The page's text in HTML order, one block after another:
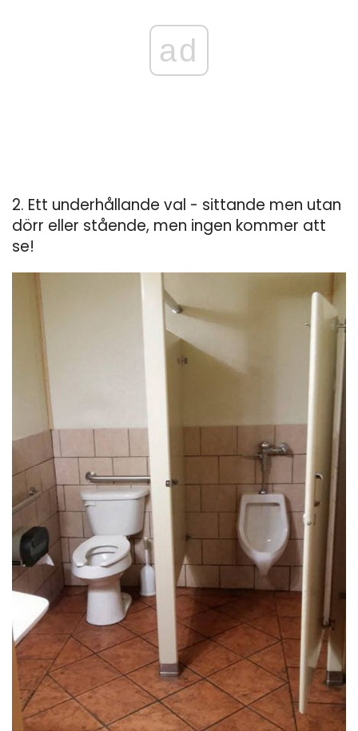
ad
2. Ett underhållande val - sittande men utan
dörr eller stående, men ingen kommer att
se!